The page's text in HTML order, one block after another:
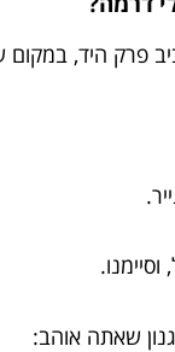
פרק היד, במקום
שאתה אוהב: